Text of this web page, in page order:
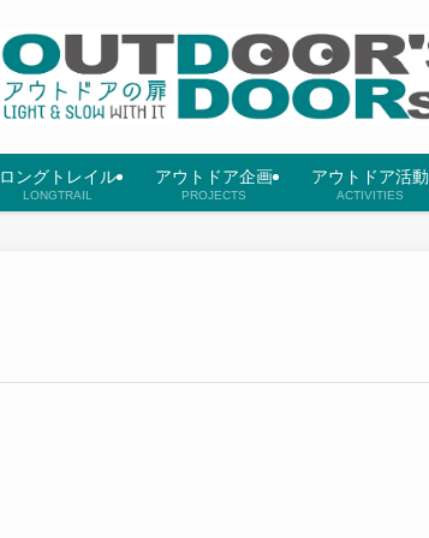
ロングトレイル
LONGTRAIL
アウトドア企画
PROJECTS
アウトドア活動
ACTIVITIES